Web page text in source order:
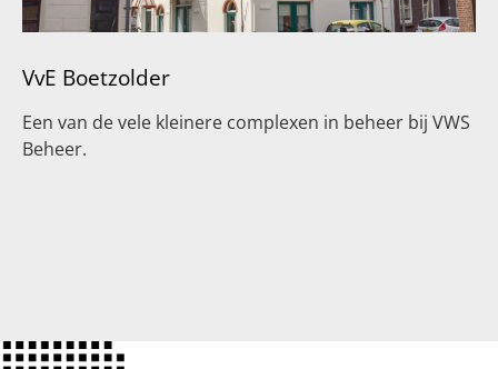
VvE Boetzolder
Een van de vele kleinere complexen in beheer bij VWS
Beheer.